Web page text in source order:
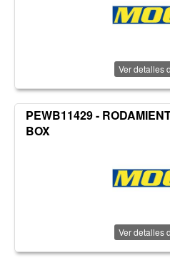
Ver detalles
PEWB11429 -
BOX
Ver detalles